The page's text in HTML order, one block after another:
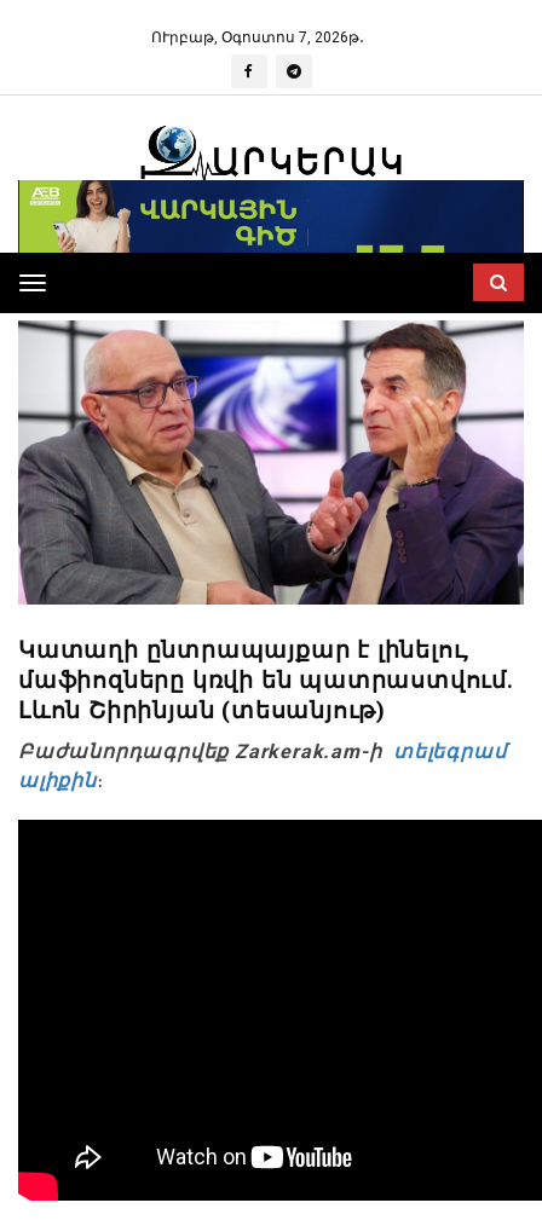
ՈՒրբաթ, Օգոստոս 7, 2026թ․
Toggle
navigation
Կատաղի ընտրապայքար է լինելու,
մաֆիոզները կռվի են պատրաստվում.
Լևոն Շիրինյան (տեսանյութ)
Բաժանորդագրվեք Zarkerak.am-ի տելեգրամ
ալիքին։